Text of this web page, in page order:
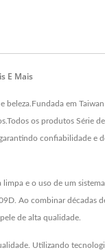
E Mais
beleza.Fundada em
os produtos Série
confiabilidade e
e o uso de um
Ao combinar décadas
de alta qualidade.
Utilizando